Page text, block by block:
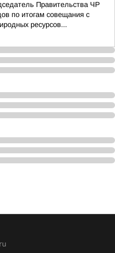
Правительства ЧР
по итогам совещания с
ресурсов...